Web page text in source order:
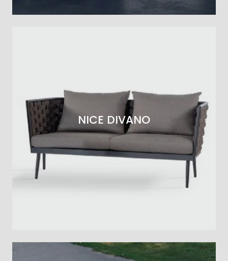
NICE DIVANO